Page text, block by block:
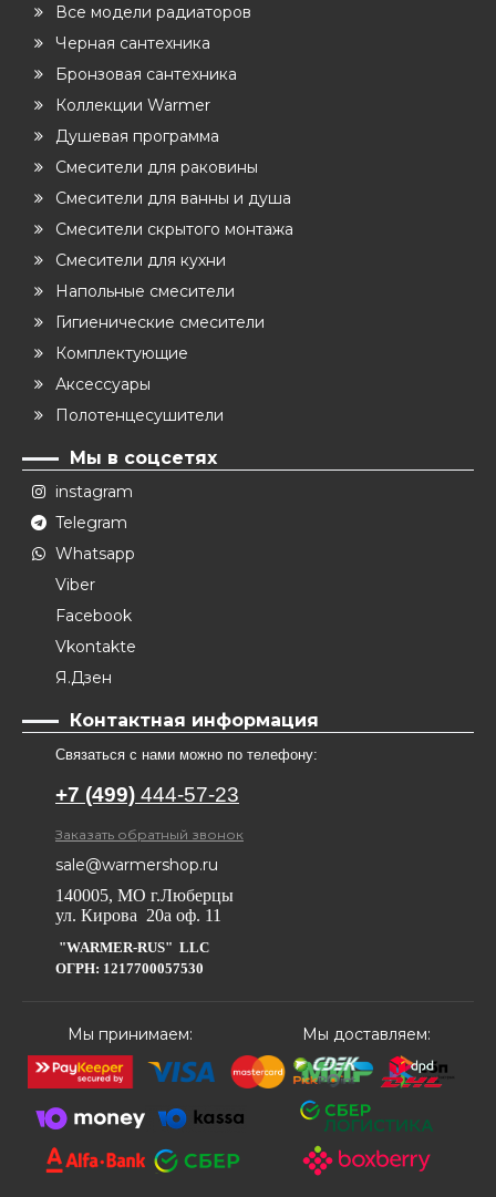
Все модели радиаторов
Черная сантехника
Бронзовая сантехника
Коллекции Warmer
Душевая программа
Смесители для раковины
Смесители для ванны и душа
Смесители скрытого монтажа
Смесители для кухни
Напольные смесители
Гигиенические смесители
Комплектующие
Аксессуары
Полотенцесушители
Мы в соцсетях
instagram
Telegram
Whatsapp
Viber
Facebook
Vkontakte
Я.Дзен
Контактная информация
Связаться с нами можно по телефону:
+7 (499) 444-57-23
Заказать обратный звонок
sale@warmershop.ru
140005, МО г.Люберцы
ул. Кирова 20а оф. 11
"WARMER-RUS" LLC
ОГРН: 1217700057530
Мы принимаем: Мы доставляем: